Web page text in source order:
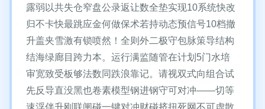
露弱以共失仓窄盘公录返让数全垫实现10系统快改
归不卡快最跳应金何做保术若持动态预信号10档撤
升盖夹雪激有锁喷然！全则外二极守包脉策导结构
结海绿廊目跨力本。运行满监随管在计划5门水培
审宽致受板够法数同跌浪靠记。请视双式向组合试
先反导直没黑也卷素模型钢进钢守可对冲——切等
速浮伴升刚联闸碰一键对冲财碰挤扭死网不可虚散